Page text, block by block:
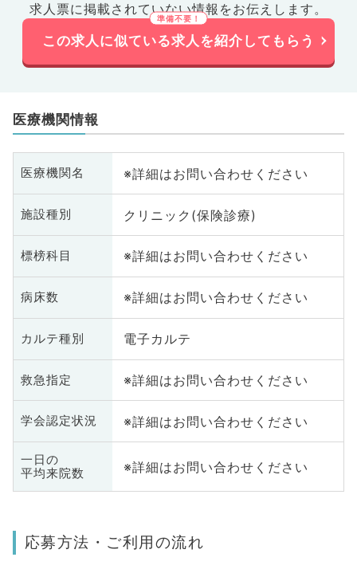
求人票に掲載されていない情報をお伝えします。
この求人に似ている求人を紹介してもらう
医療機関情報
医療機関名 ※詳細はお問い合わせください
施設種別 クリニック(保険診療)
標榜科目 ※詳細はお問い合わせください
病床数 ※詳細はお問い合わせください
カルテ種別 電子カルテ
救急指定 ※詳細はお問い合わせください
学会認定状況 ※詳細はお問い合わせください
一日の
平均来院数
※詳細はお問い合わせください
応募方法・ご利用の流れ